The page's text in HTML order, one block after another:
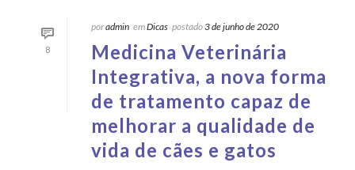
8
poradmin emDicas postado3 de junho de 2020
Medicina Veterinária
Integrativa, a nova forma
de tratamento capaz de
melhorar a qualidade de
vida de cães e gatos